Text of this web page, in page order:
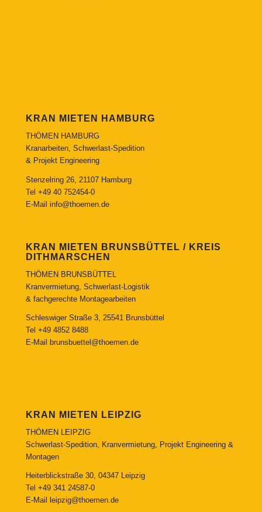
KRAN MIETEN HAMBURG
THÖMEN HAMBURG
Kranarbeiten, Schwerlast-Spedition
& Projekt Engineering
Stenzelring 26, 21107 Hamburg
Tel +49 40 752454-0
E-Mail info@thoemen.de
KRAN MIETEN BRUNSBÜTTEL / KREIS
DITHMARSCHEN
THÖMEN BRUNSBÜTTEL
Kranvermietung, Schwerlast-Logistik
& fachgerechte Montagearbeiten
Schleswiger Straße 3, 25541 Brunsbüttel
Tel +49 4852 8488
E-Mail
brunsbuettel@thoemen.de
KRAN MIETEN LEIPZIG
THÖMEN LEIPZIG
Schwerlast-Spedition, Kranvermietung, Projekt Engineering &
Montagen
Heiterblickstraße 30, 04347 Leipzig
Tel +49 341 24587-0
E-Mail
leipzig@thoemen.de